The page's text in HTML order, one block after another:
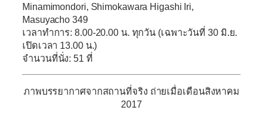
Minamimondori, Shimokawara Higashi Iri,
Masuyacho 349
เวลาทำการ: 8.00-20.00 น. ทุกวัน (เฉพาะวันที่ 30 มิ.ย.
เปิดเวลา 13.00 น.)
จำนวนที่นั่ง: 51 ที่
ภาพบรรยากาศจากสถานที่จริง ถ่ายเมื่อเดือนสิงหาคม
2017